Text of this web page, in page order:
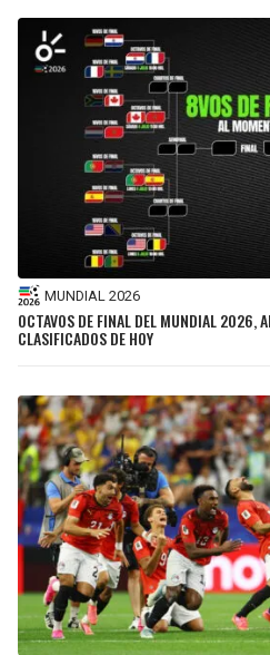
MUNDIAL 2026
OCTAVOS DE FINAL DEL MUNDIAL 2026,
CLASIFICADOS DE HOY